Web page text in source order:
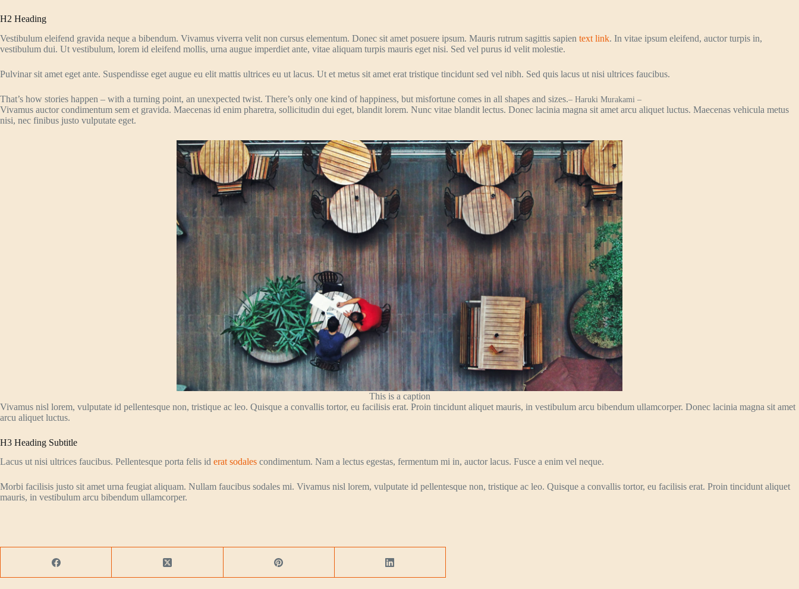
H2 Heading
Vestibulum eleifend gravida neque a bibendum. Vivamus viverra velit non cursus elementum. Donec sit amet posuere ipsum. Mauris rutrum sagittis sapien text link. In vitae ipsum eleifend, auctor turpis in,
vestibulum dui. Ut vestibulum, lorem id eleifend mollis, urna augue imperdiet ante, vitae aliquam turpis mauris eget nisi. Sed vel purus id velit molestie.
Pulvinar sit amet eget ante. Suspendisse eget augue eu elit mattis ultrices eu ut lacus. Ut et metus sit amet erat tristique tincidunt sed vel nibh. Sed quis lacus ut nisi ultrices faucibus.
That’s how stories happen – with a turning point, an unexpected twist. There’s only one kind of happiness, but misfortune comes in all shapes and sizes.– Haruki Murakami –
Vivamus auctor condimentum sem et gravida. Maecenas id enim pharetra, sollicitudin dui eget, blandit lorem. Nunc vitae blandit lectus. Donec lacinia magna sit amet arcu aliquet luctus. Maecenas vehicula metus
nisi, nec finibus justo vulputate eget.
This is a caption
Vivamus nisl lorem, vulputate id pellentesque non, tristique ac leo. Quisque a convallis tortor, eu facilisis erat. Proin tincidunt aliquet mauris, in vestibulum arcu bibendum ullamcorper. Donec lacinia magna sit amet
arcu aliquet luctus.
H3 Heading Subtitle
Lacus ut nisi ultrices faucibus. Pellentesque porta felis id erat sodales condimentum. Nam a lectus egestas, fermentum mi in, auctor lacus. Fusce a enim vel neque.
Morbi facilisis justo sit amet urna feugiat aliquam. Nullam faucibus sodales mi. Vivamus nisl lorem, vulputate id pellentesque non, tristique ac leo. Quisque a convallis tortor, eu facilisis erat. Proin tincidunt aliquet
mauris, in vestibulum arcu bibendum ullamcorper.